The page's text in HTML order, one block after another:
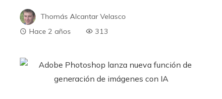
Thomás Alcantar Velasco
Hace 2 años
313